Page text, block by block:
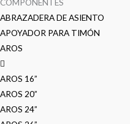
COMPONENTES
ABRAZADERA DE ASIENTO
APOYADOR PARA TIMÓN
AROS
AROS 16”
AROS 20”
AROS 24”